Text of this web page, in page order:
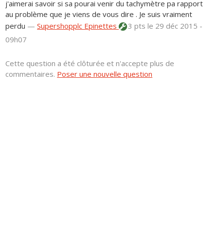
j'aimerai savoir si sa pourai venir du tachymètre pa rapport
au problème que je viens de vous dire . Je suis vraiment
perdu —Supershopplc Epinettes 3 ptsle 29 déc 2015 -
09h07
Cette question a été clôturée et n'accepte plus de
commentaires. Poser une nouvelle question